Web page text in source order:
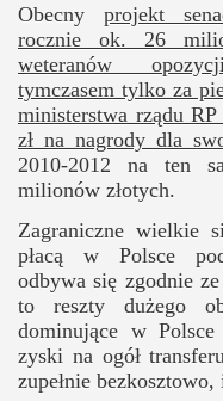
Obecny projekt
rocznie ok. 26
weteranów
tymczasem tylko za
ministerstwa rządu
zł na nagrody dla
2010-2012 na ten
milionów złotych.
Zagraniczne wielkie
płacą w Polsce
odbywa się zgodnie
to reszty dużego
dominujące w
zyski na ogół
zupełnie